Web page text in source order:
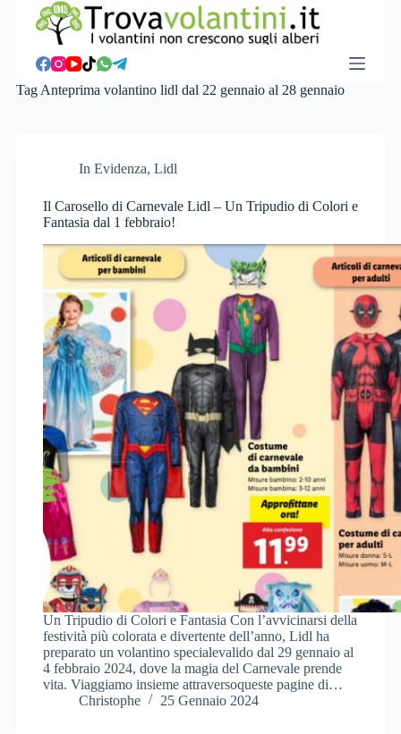
a
TagAnteprima volantino lidl dal 22 gennaio al 28 gennaio
In Evidenza, Lidl
Il Carosello di Carnevale Lidl – Un Tripudio di Colori e
Fantasia dal 1 febbraio!
Un Tripudio di Colori e Fantasia Con l’avvicinarsi della
festività più colorata e divertente dell’anno, Lidl ha
preparato un volantino specialevalido dal 29 gennaio al
4 febbraio 2024, dove la magia del Carnevale prende
vita. Viaggiamo insieme attraversoqueste pagine di…
Christophe
25 Gennaio 2024